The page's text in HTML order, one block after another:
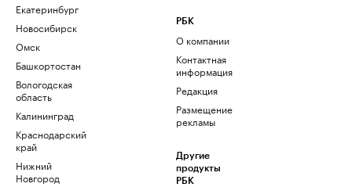
Екатеринбург
Новосибирск
Омск
Башкортостан
Вологодская
область
Калининград
Краснодарский
край
Нижний
Новгород
РБК
О компании
Контактная
информация
Редакция
Размещение
рекламы
Другие
продукты
РБК